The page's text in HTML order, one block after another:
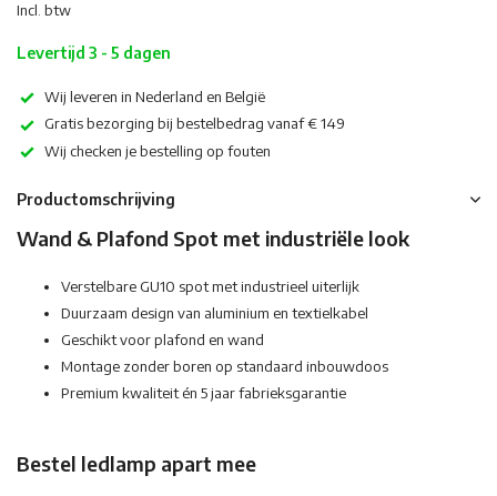
Incl. btw
Levertijd 3 - 5 dagen
Wij leveren in Nederland en België
Gratis bezorging bij bestelbedrag vanaf € 149
Wij checken je bestelling op fouten
Productomschrijving
Wand & Plafond Spot met industriële look
Verstelbare GU10 spot met industrieel uiterlijk
Duurzaam design van aluminium en textielkabel
Geschikt voor plafond en wand
Montage zonder boren op standaard inbouwdoos
Premium kwaliteit én 5 jaar fabrieksgarantie
Bestel ledlamp apart mee